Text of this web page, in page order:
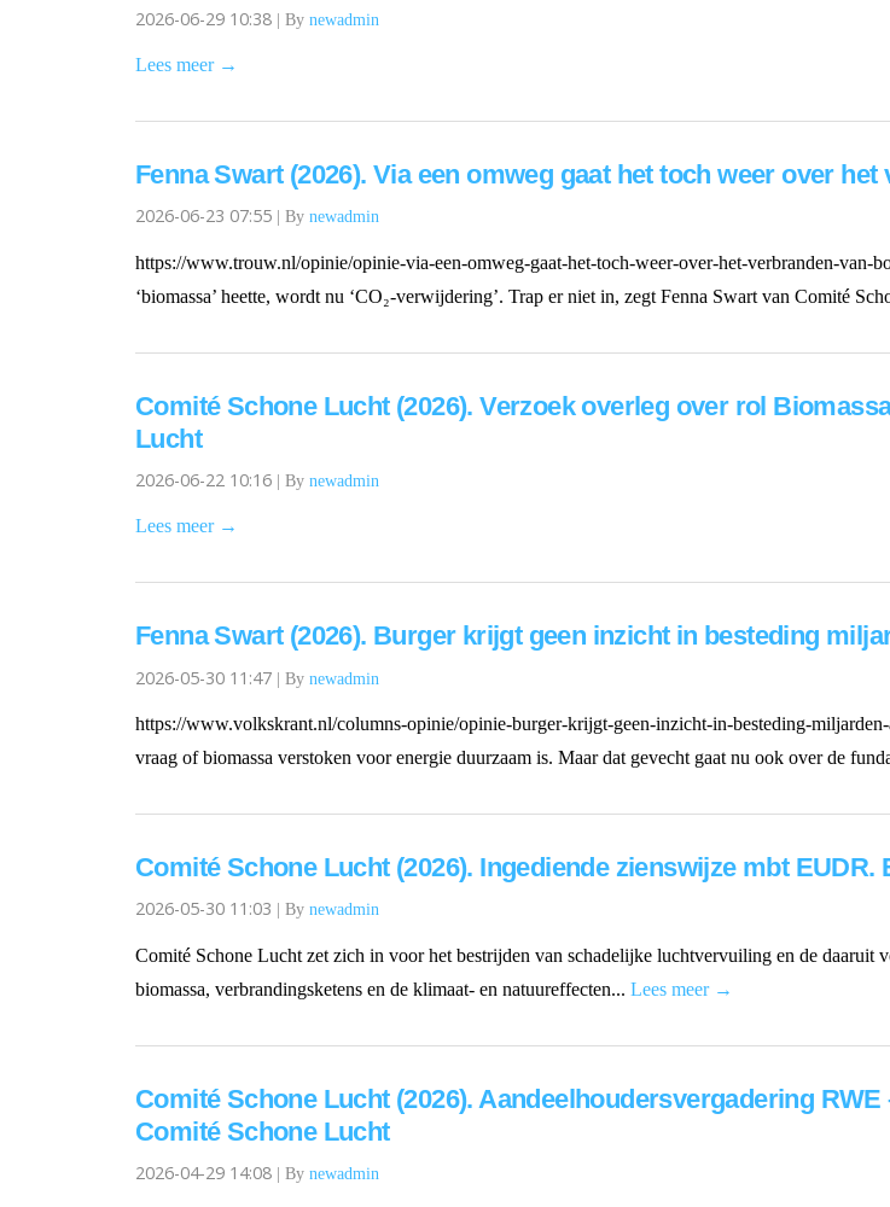
2026-06-29 10:38 | By newadmin
Lees meer →
Fenna Swart (2026). Via een omweg gaat het toch weer over
2026-06-23 07:55 | By newadmin
https://www.trouw.nl/opinie/opinie-via-een-omweg-gaat-het-toch-weer-over-het-verbranden-van-
‘biomassa’ heette, wordt nu ‘CO₂-verwijdering’. Trap er niet in, zegt Fenna Swart van Comité
Comité Schone Lucht (2026). Verzoek overleg over rol
Lucht
2026-06-22 10:16 | By newadmin
Lees meer →
Fenna Swart (2026). Burger krijgt geen inzicht in besteding
2026-05-30 11:47 | By newadmin
https://www.volkskrant.nl/columns-opinie/opinie-burger-krijgt-geen-inzicht-in-besteding-
vraag of biomassa verstoken voor energie duurzaam is. Maar dat gevecht gaat nu ook over de
Comité Schone Lucht (2026). Ingediende zienswijze mbt
2026-05-30 11:03 | By newadmin
Comité Schone Lucht zet zich in voor het bestrijden van schadelijke luchtvervuiling en de daaruit
biomassa, verbrandingsketens en de klimaat- en natuureffecten... Lees meer →
Comité Schone Lucht (2026). Aandeelhoudersvergadering
Comité Schone Lucht
2026-04-29 14:08 | By newadmin